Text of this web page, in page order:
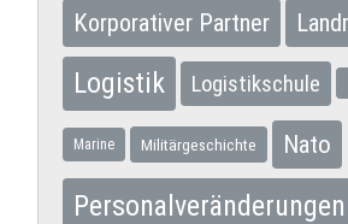
Korporativer Partner
Logistik Logistikschule
Marine Militärgeschichte Nato
Personalveränderungen